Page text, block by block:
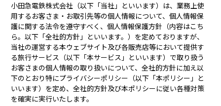
小田急電鉄株式会社（以下「当社」といいます）は、業務上使
用するお客さま・お取引先等の個人情報について、個人情報保
護に関する法令を遵守すべく、個人情報保護方針（内容はこち
ら。以下「全社的方針」といいます。）を定めておりますが、
当社の運営する本ウェブサイト及び各販売店等において提供す
る旅行サービス（以下「本サービス」といいます）で取り扱う
お客さまの個人情報の取り扱いについて、全社的方針に加え以
下のとおり特にプライバシーポリシー（以下「本ポリシー」と
いいます）を定め、全社的方針及び本ポリシーに従い各種対策
を確実に実行いたします。